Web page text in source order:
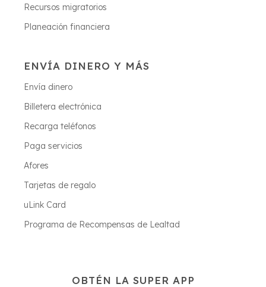
Recursos migratorios
Planeación financiera
ENVÍA DINERO Y MÁS
Envía dinero
Billetera electrónica
Recarga teléfonos
Paga servicios
Afores
Tarjetas de regalo
uLink Card
Programa de Recompensas de Lealtad
OBTÉN LA SUPER APP